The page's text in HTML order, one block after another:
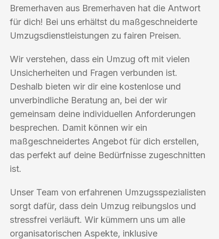
Bremerhaven aus Bremerhaven hat die Antwort
für dich! Bei uns erhältst du maßgeschneiderte
Umzugsdienstleistungen zu fairen Preisen.
Wir verstehen, dass ein Umzug oft mit vielen
Unsicherheiten und Fragen verbunden ist.
Deshalb bieten wir dir eine kostenlose und
unverbindliche Beratung an, bei der wir
gemeinsam deine individuellen Anforderungen
besprechen. Damit können wir ein
maßgeschneidertes Angebot für dich erstellen,
das perfekt auf deine Bedürfnisse zugeschnitten
ist.
Unser Team von erfahrenen Umzugsspezialisten
sorgt dafür, dass dein Umzug reibungslos und
stressfrei verläuft. Wir kümmern uns um alle
organisatorischen Aspekte, inklusive